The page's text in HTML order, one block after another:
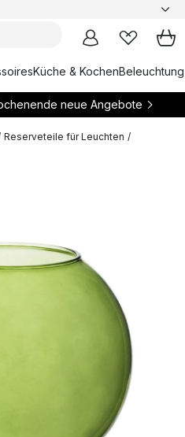
Küche & KochenBeleuchtung
neue Angebote
Reserveteile für Leuchten /